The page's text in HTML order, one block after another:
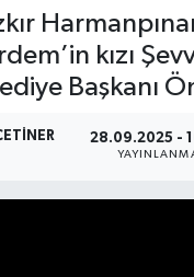
kızı
Başkanı
28.09.2025 -